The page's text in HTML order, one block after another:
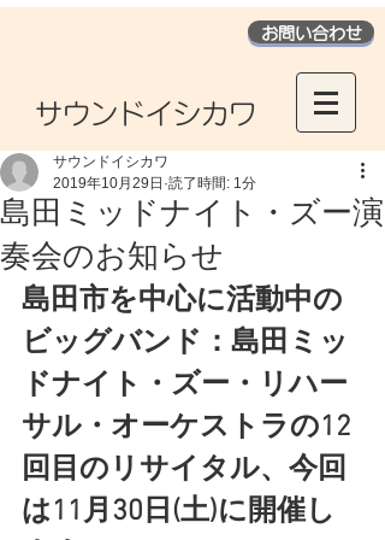
お問い合わせ
​サウンドイシカワ
島田ミッドナイト・ズー演
奏会のお知らせ
サウンドイシカワ
2019年10月29日 読了時間: 1分
島田市を中心に活動中の
ビッグバンド：島田ミッ
ドナイト・ズー・リハー
サル・オーケストラの12
回目のリサイタル、今回
は11月30日(土)に開催し